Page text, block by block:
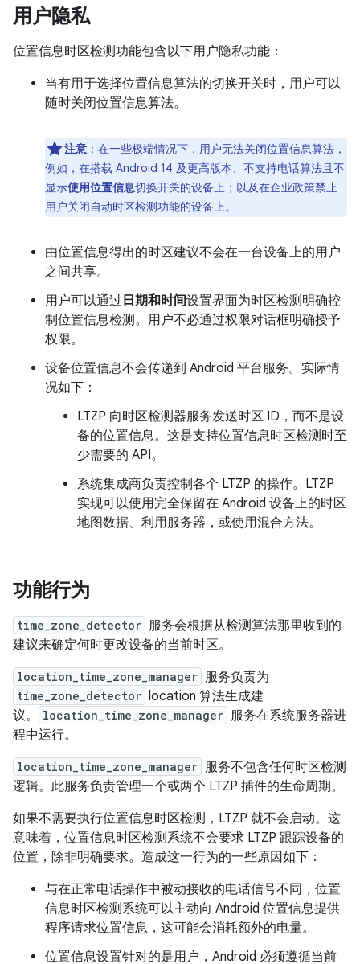
用户隐私
位置信息时区检测功能包含以下用户隐私功能：
当有用于选择位置信息算法的切换开关时，用户可以
随时关闭位置信息算法。
注意 ：在一些极端情况下，用户无法关闭位置信息算法，
例如，在搭载 Android 14 及更高版本、不支持电话算法且不
显示使用位置信息切换开关的设备上；以及在企业政策禁止
用户关闭自动时区检测功能的设备上。
由位置信息得出的时区建议不会在一台设备上的用户
之间共享。
用户可以通过 日期和时间设置界面为时区检测明确控
制位置信息检测。用户不必通过权限对话框明确授予
权限。
设备位置信息不会传递到 Android 平台服务。实际情
况如下：
LTZP 向时区检测器服务发送时区 ID，而不是设
备的位置信息。这是支持位置信息时区检测时至
少需要的 API。
系统集成商负责控制各个 LTZP 的操作。LTZP
实现可以使用完全保留在 Android 设备上的时区
地图数据、利用服务器，或使用混合方法。
功能行为
time_zone_detector 服务会根据从检测算法那里收到的
建议来确定何时更改设备的当前时区。
location_time_zone_manager 服务负责为
time_zone_detector location 算法生成建
议。
location_time_zone_manager 服务在系统服务器进
程中运行。
location_time_zone_manager 服务不包含任何时区检测
逻辑。此服务负责管理一个或两个 LTZP 插件的生命周期。
如果不需要执行位置信息时区检测，LTZP 就不会启动。这
意味着，位置信息时区检测系统不会要求 LTZP 跟踪设备的
位置，除非明确要求。造成这一行为的一些原因如下：
与在正常电话操作中被动接收的电话信号不同，位置
信息时区检测系统可以主动向 Android 位置信息提供
程序请求位置信息，这可能会消耗额外的电量。
位置信息设置针对的是用户，Android 必须遵循当前